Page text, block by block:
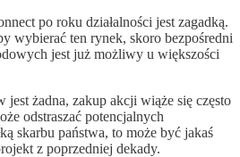
po roku działalności jest zagadką.
wybierać ten rynek, skoro bezpośredni
jest już możliwy u większości
jest żadna, zakup akcji wiąże się często
odstraszać potencjalnych
skarbu państwa, to może być jakaś
z poprzedniej dekady.